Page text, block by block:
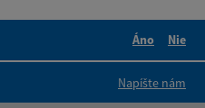
Áno
Nie
Napíšte nám